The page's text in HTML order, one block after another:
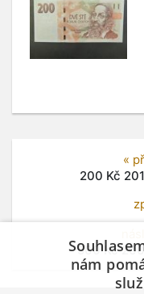
«
200 Kč
500 Kč
nám